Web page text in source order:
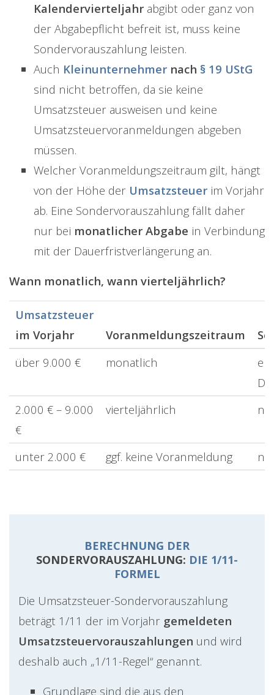
Kalendervierteljahr abgibt oder ganz von
der Abgabepflicht befreit ist, muss keine
Sondervorauszahlung leisten.
Auch Kleinunternehmer nach § 19 UStG
sind nicht betroffen, da sie keine
Umsatzsteuer ausweisen und keine
Umsatzsteuervoranmeldungen abgeben
müssen.
Welcher Voranmeldungszeitraum gilt, hängt
von der Höhe der Umsatzsteuer im Vorjahr
ab. Eine Sondervorauszahlung fällt daher
nur bei monatlicher Abgabe in Verbindung
mit der Dauerfristverlängerung an.
Wann monatlich, wann vierteljährlich?
Umsatzsteuer
im Vorjahr
Voranmeldungszeitraum
über 9.000 €
monatlich
2.000 € – 9.000
€
vierteljährlich
unter 2.000 € ggf. keine Voranmeldung
BERECHNUNG DER
SONDERVORAUSZAHLUNG: DIE 1/11-
FORMEL
Die Umsatzsteuer-Sondervorauszahlung
beträgt 1/11 der im Vorjahr gemeldeten
Umsatzsteuervorauszahlungen und wird
deshalb auch „1/11-Regel“ genannt.
Grundlage sind die aus den